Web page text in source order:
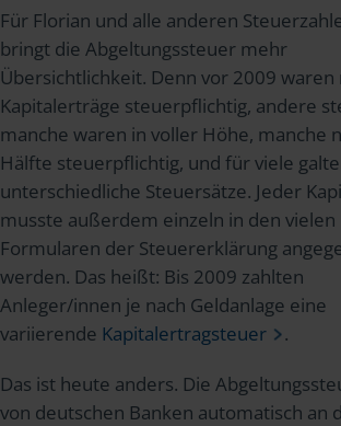
Für Florian und alle anderen
bringt die Abgeltungssteuer mehr
Übersichtlichkeit. Denn vor 2009 waren
Kapitalerträge steuerpflichtig, andere
manche waren in voller Höhe, manche
Hälfte steuerpflichtig, und für viele
unterschiedliche Steuersätze. Jeder
musste außerdem einzeln in den vielen
Formularen der Steuererklärung
werden. Das heißt: Bis 2009 zahlten
Anleger/innen je nach Geldanlage eine
variierende Kapitalertragsteuer
.
Das ist heute anders. Die
von deutschen Banken automatisch an